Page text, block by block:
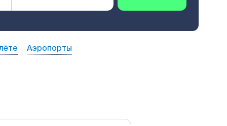
Аэропорты